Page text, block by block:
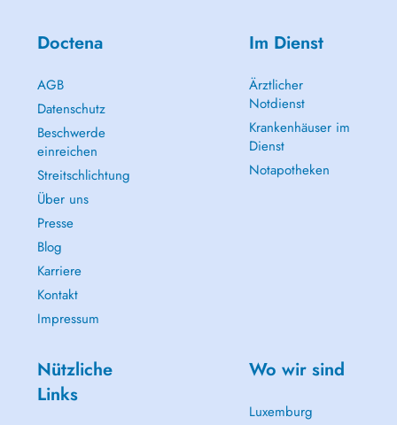
Doctena
AGB
Datenschutz
Beschwerde
einreichen
Streitschlichtung
Über uns
Presse
Blog
Karriere
Kontakt
Impressum
Im Dienst
Ärztlicher
Notdienst
Krankenhäuser im
Dienst
Notapotheken
Nützliche
Links
Wo wir sind
Luxemburg